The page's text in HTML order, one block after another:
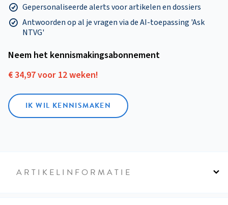
Gepersonaliseerde alerts voor artikelen en dossiers
Antwoorden op al je vragen via de AI-toepassing 'Ask
NTVG'
Neem het kennismakings­abonnement
€ 34,97 voor 12 weken!
IK WIL KENNISMAKEN
ARTIKELINFORMATIE